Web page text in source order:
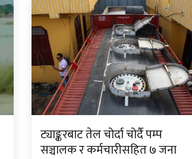
ट्याङ्करबाट तेल चोर्दा चोर्दै पम्प
सञ्चालक र कर्मचारीसहित ७ जना